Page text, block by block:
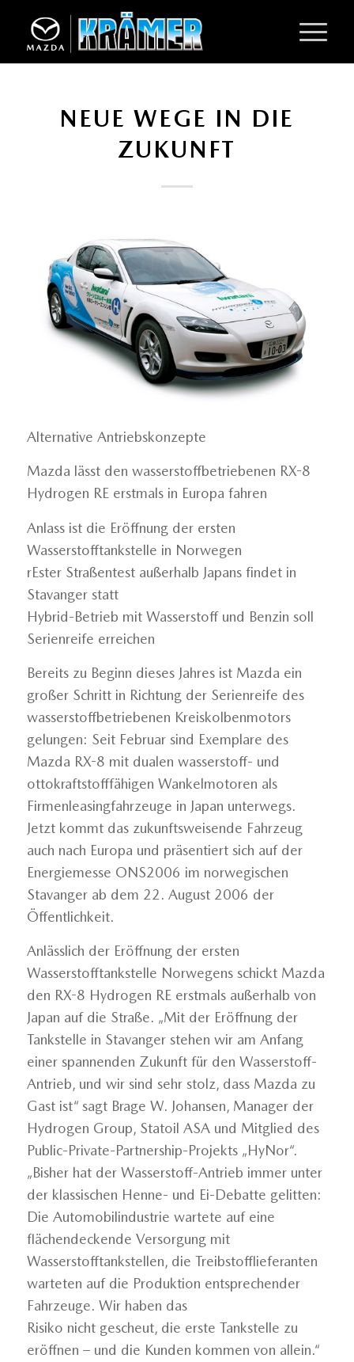
NEUE WEGE IN DIE
ZUKUNFT
Alternative Antriebskonzepte
Mazda lässt den wasserstoffbetriebenen RX-8
Hydrogen RE erstmals in Europa fahren
Anlass ist die Eröffnung der ersten
Wasserstofftankstelle in Norwegen
rEster Straßentest außerhalb Japans findet in
Stavanger statt
Hybrid-Betrieb mit Wasserstoff und Benzin soll
Serienreife erreichen
Bereits zu Beginn dieses Jahres ist Mazda ein
großer Schritt in Richtung der Serienreife des
wasserstoffbetriebenen Kreiskolbenmotors
gelungen: Seit Februar sind Exemplare des
Mazda RX-8 mit dualen wasserstoff- und
ottokraftstofffähigen Wankelmotoren als
Firmenleasingfahrzeuge in Japan unterwegs.
Jetzt kommt das zukunftsweisende Fahrzeug
auch nach Europa und präsentiert sich auf der
Energiemesse ONS2006 im norwegischen
Stavanger ab dem 22. August 2006 der
Öffentlichkeit.
Anlässlich der Eröffnung der ersten
Wasserstofftankstelle Norwegens schickt Mazda
den RX-8 Hydrogen RE erstmals außerhalb von
Japan auf die Straße. „Mit der Eröffnung der
Tankstelle in Stavanger stehen wir am Anfang
einer spannenden Zukunft für den Wasserstoff-
Antrieb, und wir sind sehr stolz, dass Mazda zu
Gast ist“ sagt Brage W. Johansen, Manager der
Hydrogen Group, Statoil ASA und Mitglied des
Public-Private-Partnership-Projekts „HyNor“.
„Bisher hat der Wasserstoff-Antrieb immer unter
der klassischen Henne- und Ei-Debatte gelitten:
Die Automobilindustrie wartete auf eine
flächendeckende Versorgung mit
Wasserstofftankstellen, die Treibstofflieferanten
warteten auf die Produktion entsprechender
Fahrzeuge. Wir haben das
Risiko nicht gescheut, die erste Tankstelle zu
eröffnen – und die Kunden kommen von allein.“